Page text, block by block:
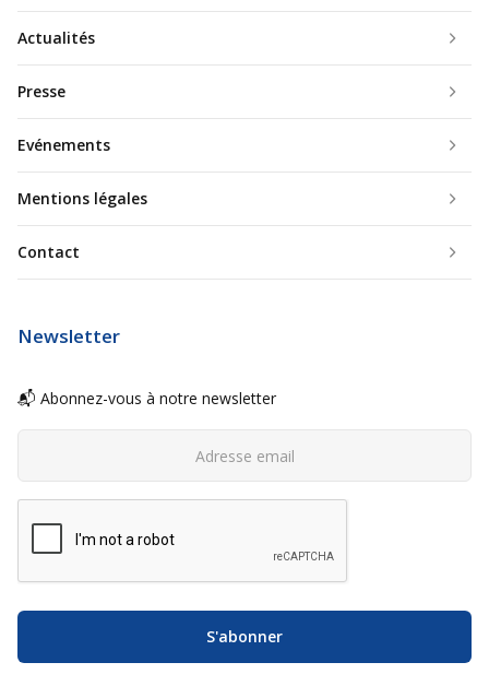
Actualités
Presse
Evénements
Mentions légales
Contact
Newsletter
📬 Abonnez-vous à notre newsletter